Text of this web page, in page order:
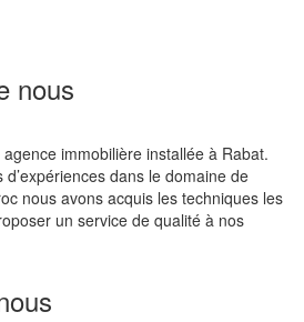
nous
immobilière installée à Rabat.
d’expériences dans le domaine de
nous avons acquis les techniques les
un service de qualité à nos